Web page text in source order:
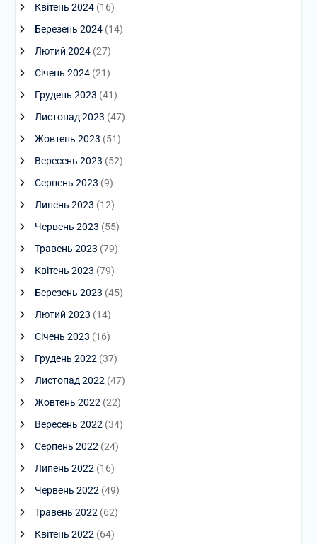
Квітень 2024(16)
Березень 2024(14)
Лютий 2024(27)
Січень 2024(21)
Грудень 2023 (41)
Листопад 2023 (47)
Жовтень 2023 (51)
Вересень 2023 (52)
Серпень 2023 (9)
Липень 2023 (12)
Червень 2023 (55)
Травень 2023 (79)
Квітень 2023 (79)
Березень 2023 (45)
Лютий 2023 (14)
Січень 2023 (16)
Грудень 2022 (37)
Листопад 2022 (47)
Жовтень 2022 (22)
Вересень 2022 (34)
Серпень 2022 (24)
Липень 2022 (16)
Червень 2022 (49)
Травень 2022 (62)
Квітень 2022 (64)